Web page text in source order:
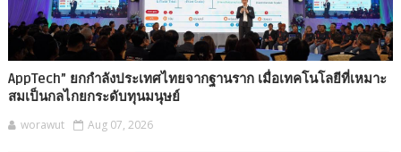
AppTech”​ ยกกำลังประเทศไทยจากฐานราก เมื่อเทคโนโลยีที่เหมาะ
สมเป็นกลไกยกระดับทุนมนุษย์
worawut Aug 07, 2026